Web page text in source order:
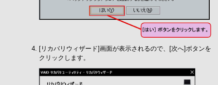
[リカバリウィザード]画面が表示されるので、[次へ]ボタンを
クリックします。